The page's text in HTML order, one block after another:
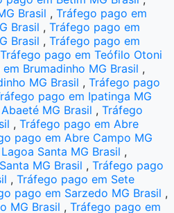
Brasil ,Tráfego pago em
Brasil ,Tráfego pago em
Brasil ,Tráfego pago em
Tráfego pago em Teófilo Otoni
Brumadinho MG Brasil ,
MG Brasil ,Tráfego pago
pago em Ipatinga MG
MG Brasil ,Tráfego
,Tráfego pago em Abre
pago em Abre Campo MG
Santa MG Brasil ,
MG Brasil ,Tráfego pago
,Tráfego pago em Sete
pago em Sarzedo MG Brasil ,
MG Brasil ,Tráfego pago em